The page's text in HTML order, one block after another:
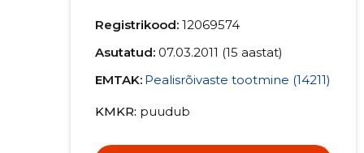
Registrikood: 12069574
Asutatud: 07.03.2011 (15 aastat)
EMTAK: Pealisrõivaste tootmine (14211)
KMKR puudub